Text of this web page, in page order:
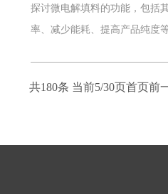
探讨微电解填料的功能，包括
率、减少能耗、提高产品纯度
备中。其微小的颗粒结构为电
共180条 当前5/30页首页前